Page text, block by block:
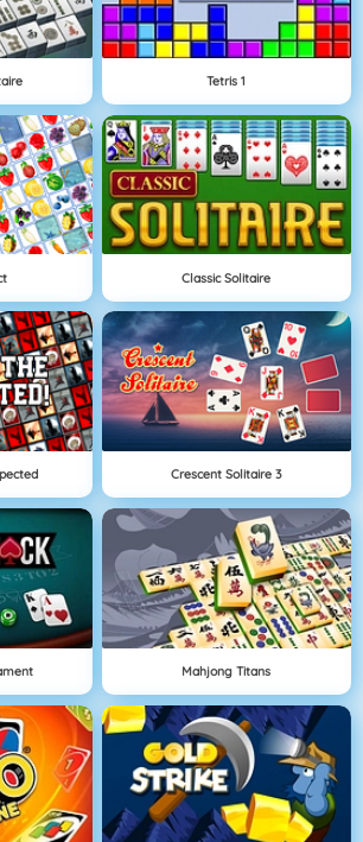
Tetris 1
Classic Solitaire
Crescent Solitaire 3
Mahjong Titans